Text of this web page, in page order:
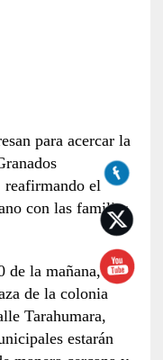
para acercar la
reafirmando el
con las familias
de la mañana,
de la colonia
Tarahumara,
estarán